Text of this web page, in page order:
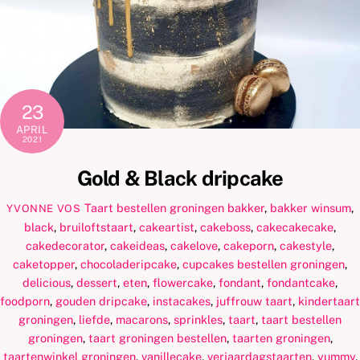
23
APRIL
2021
Gold & Black dripcake
YVONNE VOS Taart bestellen groningen bakker, bakker winsum,
black, bruiloftstaart, cakeartist, cakeboss, cakecakecake,
cakedecorator, cakeideas, cakelove, cakeporn, cakestyle,
caketopper, chocoladeripcake, cupcakes bestellen groningen,
delicious, dessert, eten, flowercake, fondant, fondantcake,
foodporn, gouden dripcake, instacakes, juffrouw taart, kindertaart
groningen, liefde, macarons, sprinkles, taart, taart bestellen
groningen, taart groningen bestellen, taarten groningen,
taartenwinkel groningen, vanillecake, verjaardagstaarten, yummy,